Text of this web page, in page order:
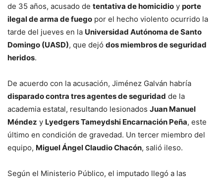
de 35 años, acusado de tentativa de homicidio y porte
ilegal de arma de fuego por el hecho violento ocurrido la
tarde del jueves en la Universidad Autónoma de Santo
Domingo (UASD), que dejó dos miembros de seguridad
heridos.
De acuerdo con la acusación, Jiménez Galván habría
disparado contra tres agentes de seguridad de la
academia estatal, resultando lesionados Juan Manuel
Méndez y Lyedgers Tameydshi Encarnación Peña, este
último en condición de gravedad. Un tercer miembro del
equipo, Miguel Ángel Claudio Chacón, salió ileso.
Según el Ministerio Público, el imputado llegó a las